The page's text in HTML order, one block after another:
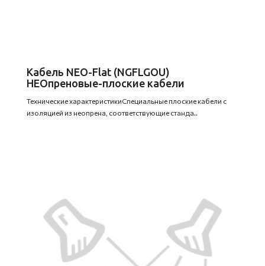
Кабель NEO-Flat (NGFLGOU)
НЕОпреновые-плоские кабели
Технические характеристикиСпециальные плоские кабели с
изоляцией из неопрена, соответствующие станда..